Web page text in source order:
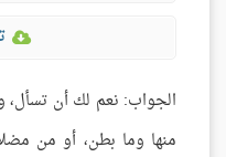
الجواب: نعم لك أن تسأل،
منها وما بطن، أو من